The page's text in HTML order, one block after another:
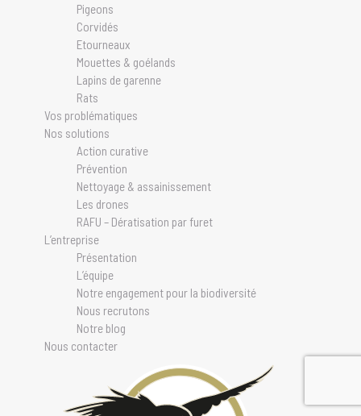
Pigeons
Corvidés
Etourneaux
Mouettes & goélands
Lapins de garenne
Rats
Vos problématiques
Nos solutions
Action curative
Prévention
Nettoyage & assainissement
Les drones
RAFU – Dératisation par furet
L’entreprise
Présentation
L’équipe
Notre engagement pour la biodiversité
Nous recrutons
Notre blog
Nous contacter